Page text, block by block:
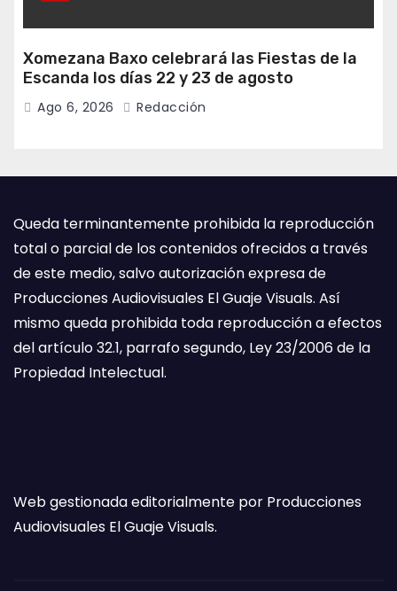
Xomezana Baxo celebrará las Fiestas de la
Escanda los días 22 y 23 de agosto
Ago 6, 2026 Redacción
Queda terminantemente prohibida la reproducción
total o parcial de los contenidos ofrecidos a través
de este medio, salvo autorización expresa de
Producciones Audiovisuales El Guaje Visuals. Así
mismo queda prohibida toda reproducción a efectos
del artículo 32.1, parrafo segundo, Ley 23/2006 de la
Propiedad Intelectual.
Web gestionada editorialmente por Producciones
Audiovisuales El Guaje Visuals.